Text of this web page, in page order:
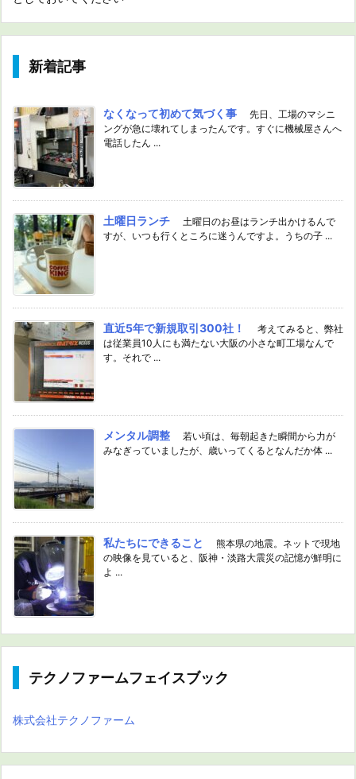
新着記事
なくなって初めて気づく事
先日、工場のマシニ
ングが急に壊れてしまったんです。すぐに機械屋さんへ
電話したん ...
土曜日ランチ
土曜日のお昼はランチ出かけるんで
すが、いつも行くところに迷うんですよ。うちの子 ...
直近5年で新規取引300社！
考えてみると、弊社
は従業員10人にも満たない大阪の小さな町工場なんで
す。それで ...
メンタル調整
若い頃は、毎朝起きた瞬間から力が
みなぎっていましたが、歳いってくるとなんだか体 ...
私たちにできること
熊本県の地震。ネットで現地
の映像を見ていると、阪神・淡路大震災の記憶が鮮明に
よ ...
テクノファームフェイスブック
株式会社テクノファーム